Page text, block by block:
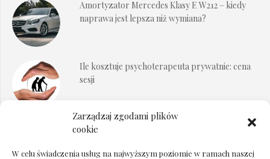
Zarządzaj zgodami plików
cookie
W celu świadczenia usług na najwyższym poziomie w ramach naszej
Amortyzator Mercedes Klasy E W212 – kiedy
naprawa jest lepsza niż wymiana?
Ile kosztuje psychoterapeuta prywatnie: cena
sesji
Dokumenty do odbioru przy zmianie biura